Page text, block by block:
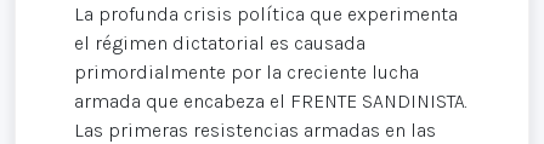
La profunda crisis política que experimenta
el régimen dictatorial es causada
primordialmente por la creciente lucha
armada que encabeza el FRENTE SANDINISTA.
Las primeras resistencias armadas en las